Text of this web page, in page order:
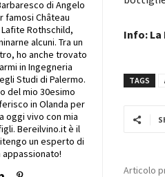
di Angelo
famosi Château
Rothschild,
alcuni. Tra un
ho anche trovato
in Ingegneria
Studi di Palermo.
del mio 30esimo
in Olanda per
oggi vivo con mia
Bereilvino.it è il
un esperto di
appassionato!
Info: La
TAGS
Articolo